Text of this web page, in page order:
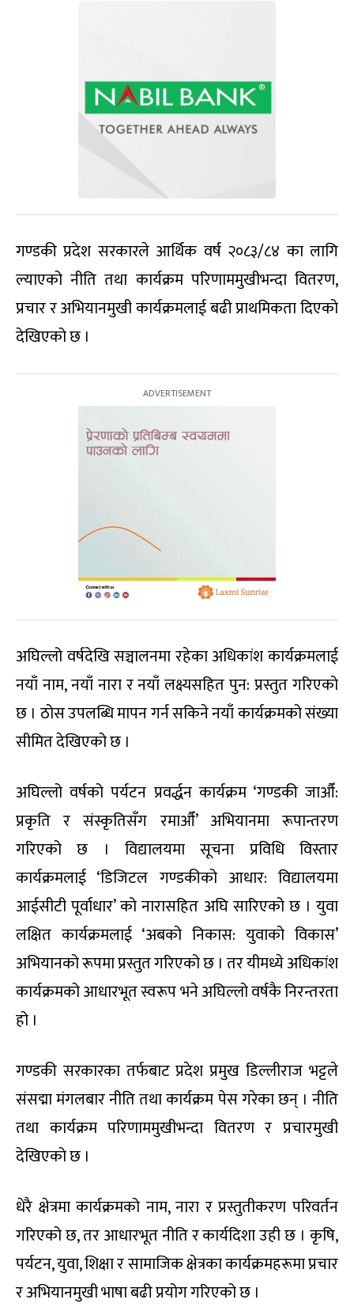
गण्डकी प्रदेश सरकारले आर्थिक वर्ष २०८३/८४ का लागि
ल्याएको नीति तथा कार्यक्रम परिणाममुखीभन्दा वितरण,
प्रचार र अभियानमुखी कार्यक्रमलाई बढी प्राथमिकता दिएको
देखिएको छ ।
अघिल्लो वर्षदेखि सञ्चालनमा रहेका अधिकांश कार्यक्रमलाई
नयाँ नाम, नयाँ नारा र नयाँ लक्ष्यसहित पुन: प्रस्तुत गरिएको
छ । ठोस उपलब्धि मापन गर्न सकिने नयाँ कार्यक्रमको संख्या
सीमित देखिएको छ ।
अघिल्लो वर्षको पर्यटन प्रवर्द्धन कार्यक्रम ‘गण्डकी जाऔँ:
प्रकृति र संस्कृतिसँग रमाऔँ’ अभियानमा रूपान्तरण
गरिएको छ । विद्यालयमा सूचना प्रविधि विस्तार
कार्यक्रमलाई ‘डिजिटल गण्डकीको आधार: विद्यालयमा
आईसीटी पूर्वाधार’ को नारासहित अघि सारिएको छ । युवा
लक्षित कार्यक्रमलाई ‘अबको निकास: युवाको विकास’
अभियानको रूपमा प्रस्तुत गरिएको छ । तर यीमध्ये अधिकांश
कार्यक्रमको आधारभूत स्वरूप भने अघिल्लो वर्षकै निरन्तरता
हो ।
गण्डकी सरकारका तर्फबाट प्रदेश प्रमुख डिल्लीराज भट्टले
संसद्मा मंगलबार नीति तथा कार्यक्रम पेस गरेका छन् । नीति
तथा कार्यक्रम परिणाममुखीभन्दा वितरण र प्रचारमुखी
देखिएको छ ।
धेरै क्षेत्रमा कार्यक्रमको नाम, नारा र प्रस्तुतीकरण परिवर्तन
गरिएको छ, तर आधारभूत नीति र कार्यदिशा उही छ । कृषि,
पर्यटन, युवा, शिक्षा र सामाजिक क्षेत्रका कार्यक्रमहरूमा प्रचार
र अभियानमुखी भाषा बढी प्रयोग गरिएको छ ।